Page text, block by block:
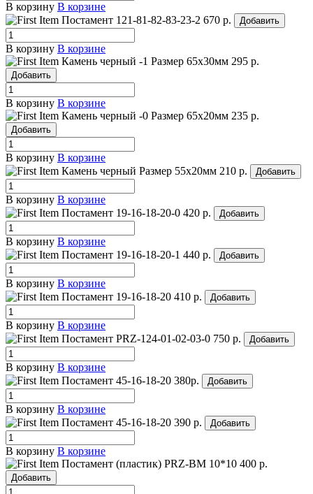
В корзину В корзине
Постамент 121-81-82-83-23-2 670 р. Добавить
В корзину В корзине
Камень черный -1 Размер 65х30мм 295 р.
Добавить
В корзину В корзине
Камень черный -0 Размер 65х20мм 235 р.
Добавить
В корзину В корзине
Камень черный Размер 55х20мм 210 р. Добавить
В корзину В корзине
Постамент 19-16-18-20-0 420 р. Добавить
В корзину В корзине
Постамент 19-16-18-20-1 440 р. Добавить
В корзину В корзине
Постамент 19-16-18-20 410 р. Добавить
В корзину В корзине
Постамент PRZ-124-01-02-03-0 750 р. Добавить
В корзину В корзине
Постамент 45-16-18-20 380р. Добавить
В корзину В корзине
Постамент 45-16-18-20 390 р. Добавить
В корзину В корзине
Постамент (пластик) PRZ-BM 10*10 400 р.
Добавить